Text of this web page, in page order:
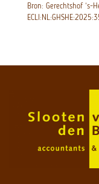
Bron: Gerechtshof ‘s-